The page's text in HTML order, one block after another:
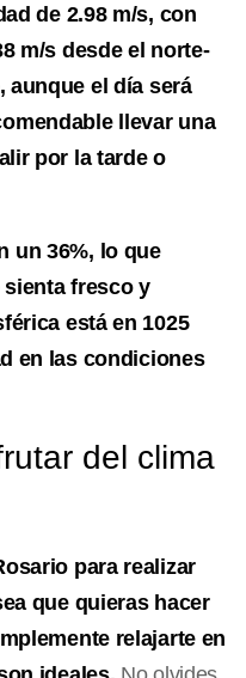
de 2.98 m/s, con
m/s desde el norte-
aunque el día será
llevar una
por la tarde o
un 36%, lo que
fresco y
está en 1025
en las condiciones
del clima
para realizar
que quieras hacer
relajarte en